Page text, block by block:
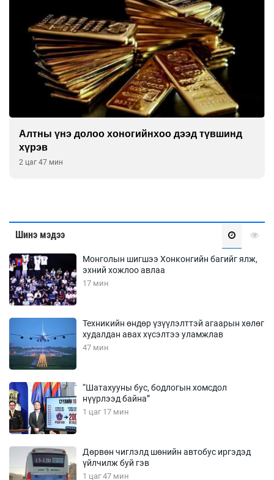
Алтны үнэ долоо хоногийнхоо дээд түвшинд
хүрэв
2 цаг 47 мин
Шинэ мэдээ
Монголын шигшээ Хонконгийн багийг ялж,
эхний хожлоо авлаа
17 мин
Техникийн өндөр үзүүлэлттэй агаарын хөлөг
худалдан авах хүсэлтээ уламжлав
47 мин
“Шатахууны бус, бодлогын хомсдол
нүүрлээд байна”
1 цаг 17 мин
Дөрвөн чиглэлд шөнийн автобус иргэдэд
үйлчилж буй гэв
1 цаг 47 мин